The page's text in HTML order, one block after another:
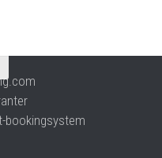
bookingsystem